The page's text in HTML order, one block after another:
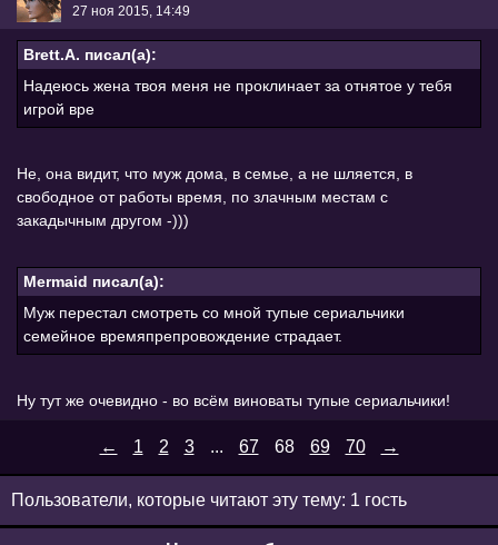
27 ноя 2015, 14:49
Brett.A. писал(а):
Надеюсь жена твоя меня не проклинает за отнятое у тебя
игрой вре
Не, она видит, что муж дома, в семье, а не шляется, в
свободное от работы время, по злачным местам с
закадычным другом -)))
Mermaid писал(а):
Муж перестал смотреть со мной тупые сериальчики
семейное времяпрепровождение страдает.
Ну тут же очевидно - во всём виноваты тупые сериальчики!
← 1 2 3... 67 68 69 70 →
Пользователи, которые читают эту тему: 1 гость